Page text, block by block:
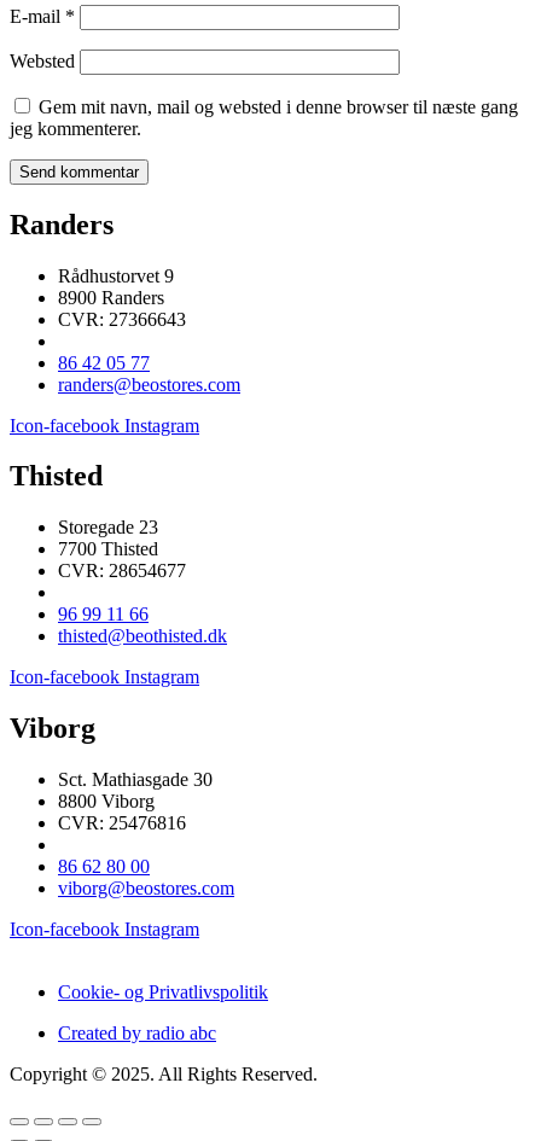
E-mail *
Websted
Gem mit navn, mail og websted i denne browser til næste gang
jeg kommenterer.
Randers
Rådhustorvet 9
8900 Randers
CVR: 27366643
86 42 05 77
randers@beostores.com
Icon-facebook Instagram
Thisted
Storegade 23
7700 Thisted
CVR: 28654677
96 99 11 66
thisted@beothisted.dk
Icon-facebook Instagram
Viborg
Sct. Mathiasgade 30
8800 Viborg
CVR: 25476816
86 62 80 00
viborg@beostores.com
Icon-facebook Instagram
Cookie- og Privatlivspolitik
Created by radio abc
Copyright © 2025. All Rights Reserved.